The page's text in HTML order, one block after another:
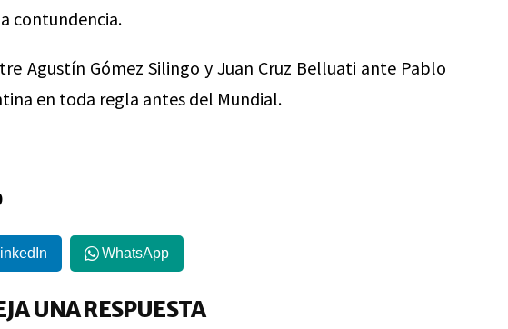
contundencia.
Agustín Gómez Silingo y Juan Cruz Belluati ante Pablo
en toda regla antes del Mundial.
WhatsApp
UNA RESPUESTA